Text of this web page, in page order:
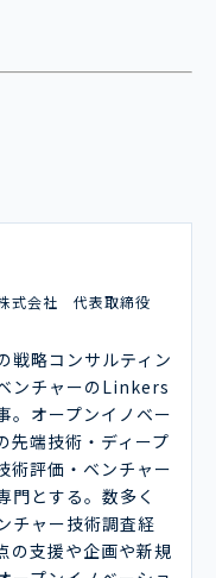
式会社 代表取締役
戦略コンサルティン
ンチャーのLinkers
。オープンイノベー
先端技術・ディープ
術評価・ベンチャー
門とする。数多く
チャー技術調査経
の支援や企画や新規